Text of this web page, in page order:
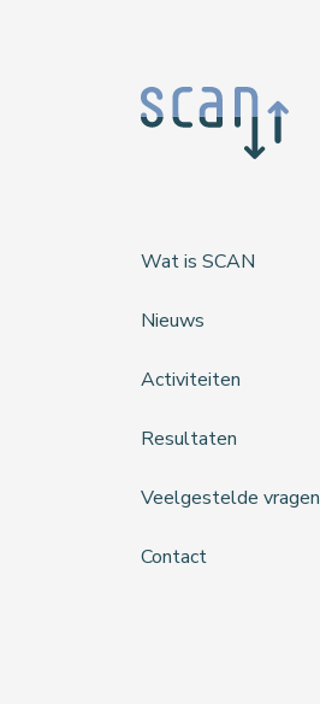
Wat is SCAN
Nieuws
Activiteiten
Resultaten
Veelgestelde vragen
Contact